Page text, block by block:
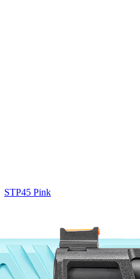
STP45 Pink